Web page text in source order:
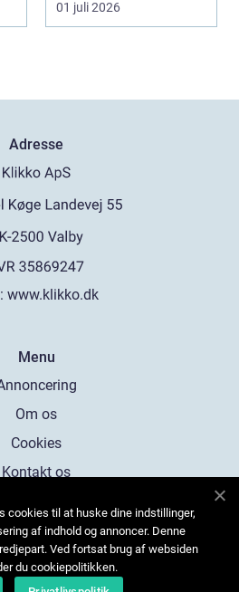
fly...
01 juli 2026
Adresse
www.klikko.dk
Menu
Om os
Cookies
Kontakt os
cookies til at huske dine indstillinger,
af indhold og annoncer. Denne
Ved fortsat brug af websiden
du cookiepolitikken.